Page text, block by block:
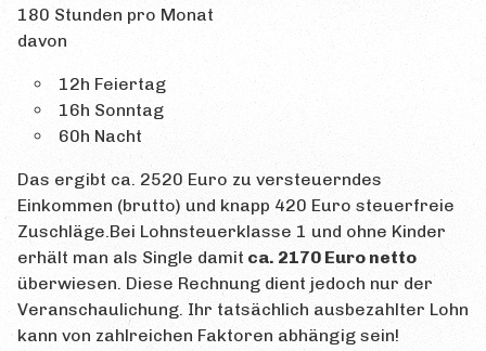
180 Stunden pro Monat
davon
12h Feiertag
16h Sonntag
60h Nacht
Das ergibt ca. 2520 Euro zu versteuerndes
Einkommen (brutto) und knapp 420 Euro steuerfreie
Zuschläge.Bei Lohnsteuerklasse 1 und ohne Kinder
erhält man als Single damit ca. 2170 Euro netto
überwiesen. Diese Rechnung dient jedoch nur der
Veranschaulichung. Ihr tatsächlich ausbezahlter Lohn
kann von zahlreichen Faktoren abhängig sein!